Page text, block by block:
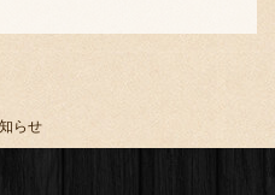
らせ